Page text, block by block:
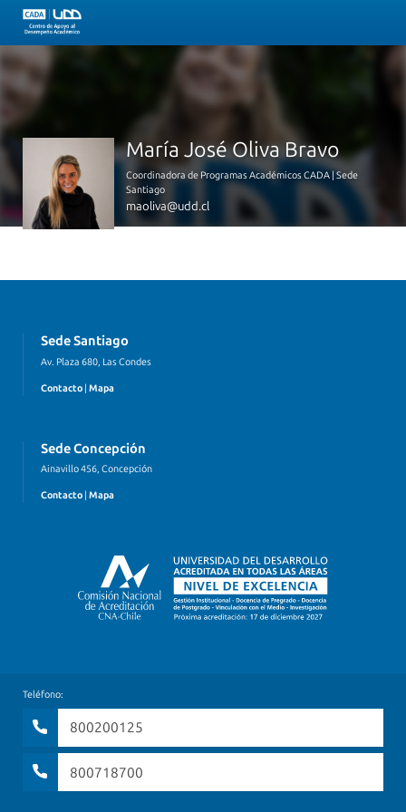
María José Oliva Bravo
Coordinadora de Programas Académicos CADA | Sede
Santiago
maoliva@udd.cl
Sede Santiago
Av. Plaza 680, Las Condes
Contacto | Mapa
Sede Concepción
Ainavillo 456, Concepción
Contacto Mapa
Teléfono:
800200125
800718700